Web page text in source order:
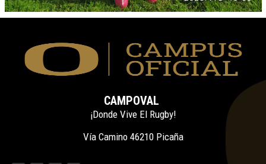
CAMPOVAL
¡Donde Vive El Rugby!
Vía Camino 46210 Picaña